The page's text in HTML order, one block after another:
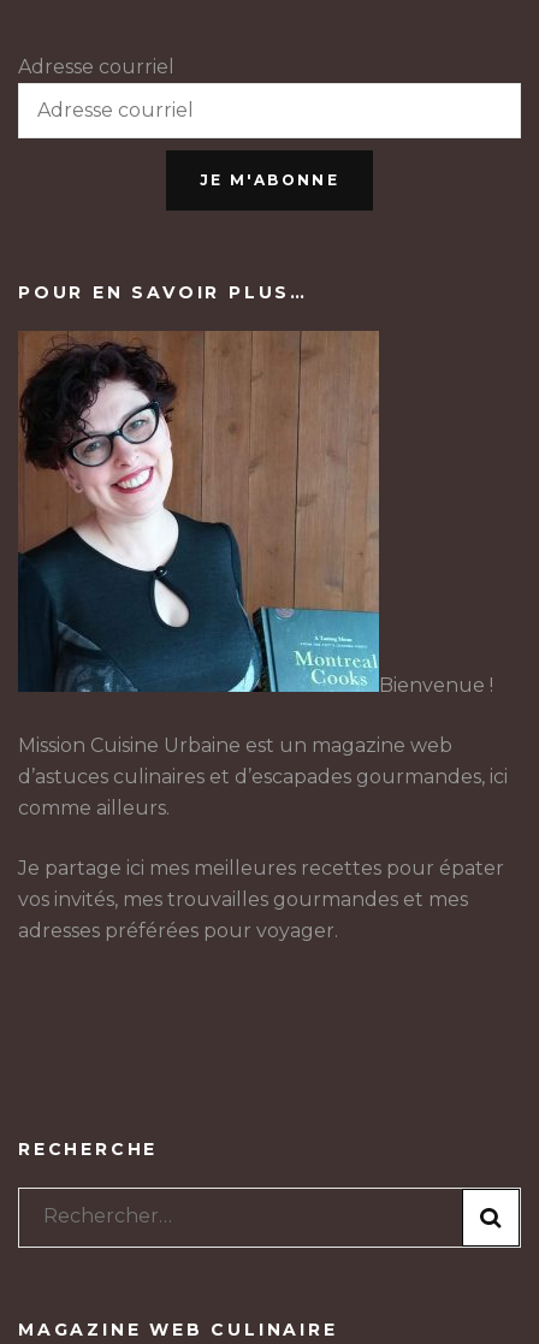
Adresse courriel
JE M'ABONNE
POUR EN SAVOIR PLUS…
Bienvenue !
Mission Cuisine Urbaine est un magazine web
d’astuces culinaires et d’escapades gourmandes, ici
comme ailleurs.
Je partage ici mes meilleures recettes pour épater
vos invités, mes trouvailles gourmandes et mes
adresses préférées pour voyager.
RECHERCHE
Rechercher :
MAGAZINE WEB CULINAIRE